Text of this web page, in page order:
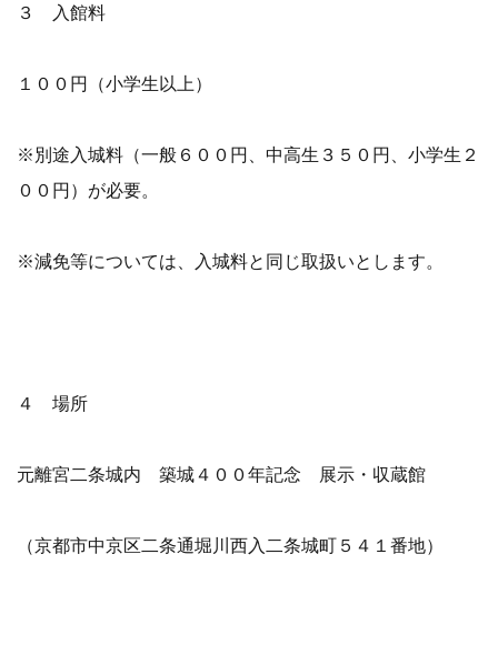
３ 入館料
１００円（小学生以上）
※別途入城料（一般６００円、中高生３５０円、小学生２
００円）が必要。
※減免等については、入城料と同じ取扱いとします。
４ 場所
元離宮二条城内 築城４００年記念 展示・収蔵館
（京都市中京区二条通堀川西入二条城町５４１番地）